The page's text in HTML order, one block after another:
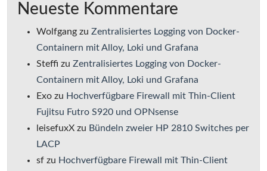
Neueste Kommentare
Wolfgang zu Zentralisiertes Logging von Docker-
Containern mit Alloy, Loki und Grafana
Steffi zu Zentralisiertes Logging von Docker-
Containern mit Alloy, Loki und Grafana
Exo zu Hochverfügbare Firewall mit Thin-Client
Fujitsu Futro S920 und OPNsense
leisefuxX zu Bündeln zweier HP 2810 Switches per
LACP
sf zu Hochverfügbare Firewall mit Thin-Client